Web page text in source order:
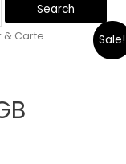
Search
& Carte
Sale!